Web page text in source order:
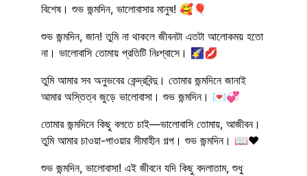
বিশেষ। শুভ জন্মদিন, ভালোবাসার মানুষ! 🥰🎈
শুভ জন্মদিন, জান! তুমি না থাকলে জীবনটা এতটা আলোকময় হতো
না। ভালোবাসি তোমায় প্রতিটি নিঃশ্বাসে। 🌠💋
তুমি আমার সব অনুভবের কেন্দ্রবিন্দু। তোমার জন্মদিনে জানাই
আমার অস্তিত্ব জুড়ে ভালোবাসা। শুভ জন্মদিন। 💌💞
তোমার জন্মদিনে কিছু বলতে চাই—ভালোবাসি তোমায়, আজীবন।
তুমি আমার চাওয়া-পাওয়ার সীমাহীন গল্প। শুভ জন্মদিন। 📖❤️
শুভ জন্মদিন, ভালোবাসা! এই জীবনে যদি কিছু বদলাতাম, শুধু